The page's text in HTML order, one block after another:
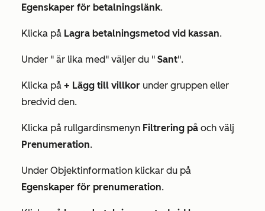
Egenskaper för betalningslänk.
Klicka på Lagra betalningsmetod vid kassan.
Under " är lika med" väljer du " Sant".
Klicka på + Lägg till villkor under gruppen eller
bredvid den.
Klicka på rullgardinsmenyn Filtrering på och välj
Prenumeration.
Under Objektinformation klickar du på
Egenskaper för prenumeration.